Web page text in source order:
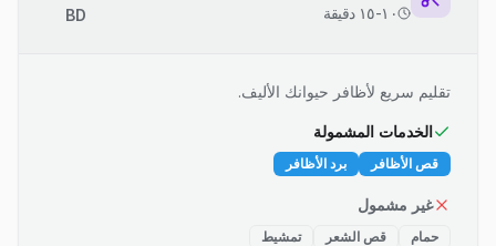
١٠-١٥ دقيقة BD
تقليم سريع لأظافر حيوانك الأليف.
الخدمات المشمولة
قص الأظافر برد الأظافر
غير مشمول
حمام قص الشعر تمشيط